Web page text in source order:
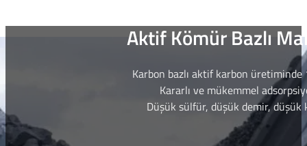
Aktif Kömür Bazlı
Karbon bazlı aktif karbon üretiminde
Kararlı ve mükemmel
Düşük sülfür, düşük demir,